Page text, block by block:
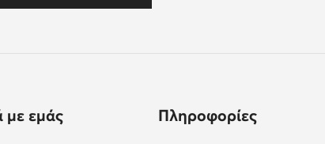
με εμάς Πληροφορίες